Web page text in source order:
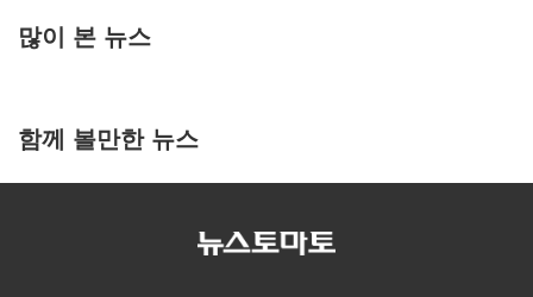
많이 본 뉴스
함께 볼만한 뉴스